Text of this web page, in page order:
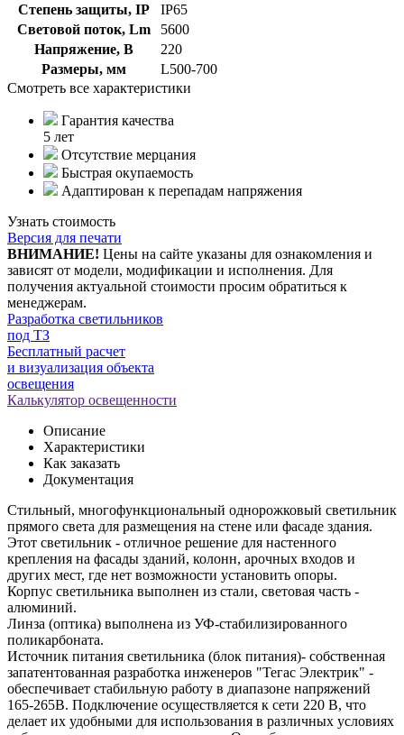
Степень защиты, IP
IP65
Световой поток, Lm
5600
Напряжение, В
220
Размеры, мм
L500-700
Смотреть все характеристики
Гарантия качества
5 лет
Отсутствие мерцания
Быстрая окупаемость
Адаптирован к перепадам напряжения
Узнать стоимость
Версия для печати
ВНИМАНИЕ! Цены на сайте указаны для ознакомления и
зависят от модели, модификации и исполнения. Для
получения актуальной стоимости просим обратиться к
менеджерам.
Разработка светильников
под ТЗ
Бесплатный расчет
и визуализация объекта
освещения
Калькулятор освещенности
Описание
Характеристики
Как заказать
Документация
Стильный, многофункциональный однорожковый светильник
прямого света для размещения на стене или фасаде здания.
Этот светильник - отличное решение для настенного
крепления на фасады зданий, колонн, арочных входов и
других мест, где нет возможности установить опоры.
Корпус светильника выполнен из стали, световая часть -
алюминий.
Линза (оптика) выполнена из УФ-стабилизированного
поликарбоната.
Источник питания светильника (блок питания)- собственная
запатентованная разработка инженеров "Тегас Электрик" -
обеспечивает стабильную работу в диапазоне напряжений
165-265В. Подключение осуществляется к сети 220 В, что
делает их удобными для использования в различных условиях